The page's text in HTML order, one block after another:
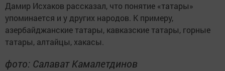
Дамир Исхаков рассказал, что понятие «татары»
упоминается и у других народов. К примеру,
азербайджанские татары, кавказские татары, горные
татары, алтайцы, хакасы.
фото: Салават Камалетдинов